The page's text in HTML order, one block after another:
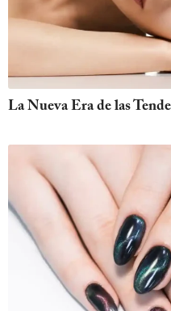
La Nueva Era de las